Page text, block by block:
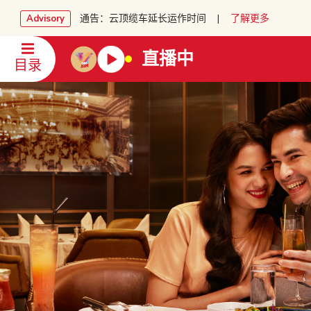
Advisory 通告：云顶缆车延长运作时间 | 了解更多
目录 直播中